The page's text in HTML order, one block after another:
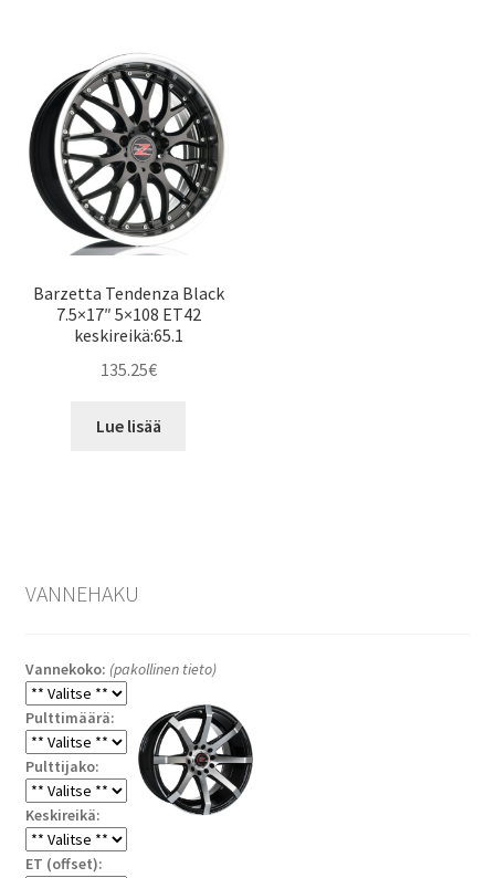
Barzetta Tendenza Black
7.5×17″ 5×108 ET42
keskireikä:65.1
135.25€
Lue lisää
VANNEHAKU
Vannekoko: (pakollinen tieto)
Pulttimäärä:
Pulttijako:
Keskireikä:
ET (offset):